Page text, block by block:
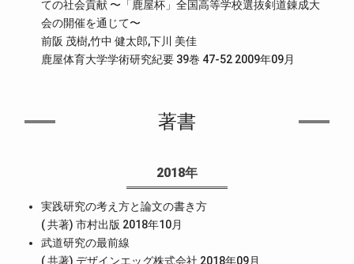
ての社会貢献 〜「鹿屋杯」全国高等学校選抜剣道錬成大
会の開催を通じて〜
前阪 茂樹,竹中 健太郎,下川 美佳
鹿屋体育大学学術研究紀要 39巻 47-52 2009年09月
著書
2018年
実践研究の考え方と論文の書き方
( 共著) 市村出版 2018年10月
武道研究の最前線
( 共著) デザインエッグ株式会社 2018年09月